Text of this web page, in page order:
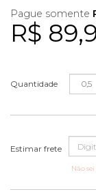
R$
Pague somente
Quantidade
Não